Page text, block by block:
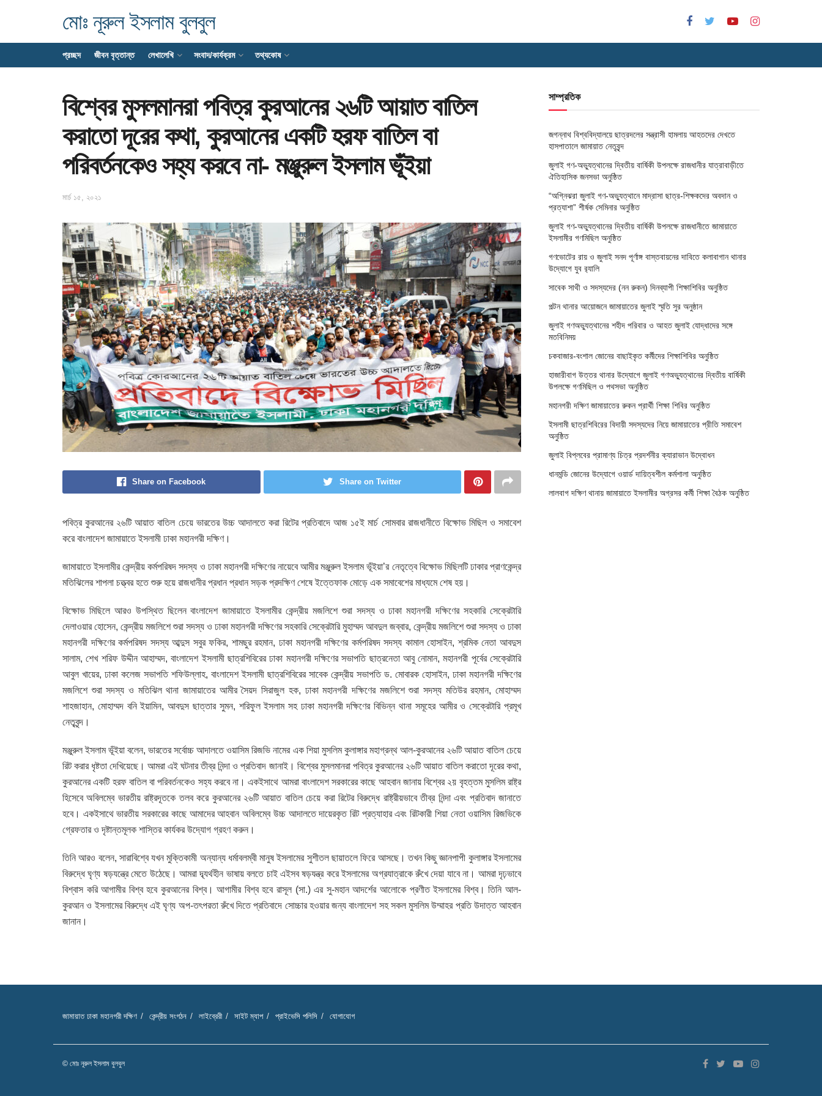
মোঃ নূরুল ইসলাম বুলবুল
প্রচ্ছদ জীবন বৃত্তান্ত লেখালেখি সংবাদ/কার্যক্রম তথ্যকোষ
বিশ্বের মুসলমানরা পবিত্র কুরআনের ২৬টি আয়াত বাতিল
করাতো দূরের কথা, কুরআনের একটি হরফ বাতিল বা
পরিবর্তনকেও সহ্য করবে না- মঞ্জুরুল ইসলাম ভূঁইয়া
মার্চ ১৫, ২০২১
Share on Facebook Share on Twitter
পবিত্র কুরআনের ২৬টি আয়াত বাতিল চেয়ে ভারতের উচ্চ আদালতে করা রিটের প্রতিবাদে আজ ১৫ই মার্চ সোমবার রাজধানীতে বিক্ষোভ মিছিল ও সমাবেশ
করে বাংলাদেশ জামায়াতে ইসলামী ঢাকা মহানগরী দক্ষিণ।
জামায়াতে ইসলামীর কেন্দ্রীয় কর্মপরিষদ সদস্য ও ঢাকা মহানগরী দক্ষিণের নায়েবে আমীর মঞ্জুরুল ইসলাম ভূঁইয়া’র নেতৃত্বে বিক্ষোভ মিছিলটি ঢাকার প্রাণকেন্দ্র
মতিঝিলের শাপলা চত্ত্বর হতে শুরু হয়ে রাজধানীর প্রধান প্রধান সড়ক প্রদক্ষিণ শেষে ইত্তেফাক মোড়ে এক সমাবেশের মাধ্যমে শেষ হয়।
বিক্ষোভ মিছিলে আরও উপস্থিত ছিলেন বাংলাদেশ জামায়াতে ইসলামীর কেন্দ্রীয় মজলিশে শুরা সদস্য ও ঢাকা মহানগরী দক্ষিণের সহকারি সেক্রেটারি
দেলাওয়ার হোসেন, কেন্দ্রীয় মজলিশে শুরা সদস্য ও ঢাকা মহানগরী দক্ষিণের সহকারি সেক্রেটারি মুহাম্মদ আবদুল জব্বার, কেন্দ্রীয় মজলিশে শুরা সদস্য ও ঢাকা
মহানগরী দক্ষিণের কর্মপরিষদ সদস্য আব্দুস সবুর ফকির, শামছুর রহমান, ঢাকা মহানগরী দক্ষিণের কর্মপরিষদ সদস্য কামাল হোসাইন, শ্রমিক নেতা আবদুস
সালাম, শেখ শরিফ উদ্দীন আহাম্মদ, বাংলাদেশ ইসলামী ছাত্রশিবিরের ঢাকা মহানগরী দক্ষিণের সভাপতি ছাত্রনেতা আবু নোমান, মহানগরী পূর্বের সেক্রেটারি
আবুল খায়ের, ঢাকা কলেজ সভাপতি শফিউল্লাহ, বাংলাদেশ ইসলামী ছাত্রশিবিরের সাবেক কেন্দ্রীয় সভাপতি ড. মোবারক হোসাইন, ঢাকা মহানগরী দক্ষিণের
মজলিশে শুরা সদস্য ও মতিঝিল থানা জামায়াতের আমীর সৈয়দ সিরাজুল হক, ঢাকা মহানগরী দক্ষিণের মজলিশে শুরা সদস্য মতিউর রহমান, মোহাম্মদ
শাহজাহান, মোহাম্মদ বনি ইয়ামিন, আবদুস ছাত্তার সুমন, শরিফুল ইসলাম সহ ঢাকা মহানগরী দক্ষিণের বিভিন্ন থানা সমূহের আমীর ও সেক্রেটারি প্রমূখ
নেতৃবৃন্দ।
মঞ্জুরুল ইসলাম ভূঁইয়া বলেন, ভারতের সর্বোচ্চ আদালতে ওয়াসিম রিজভি নামের এক শিয়া মুসলিম কুলাঙ্গার মহাগ্রন্থ আল-কুরআনের ২৬টি আয়াত বাতিল চেয়ে
রিট করার ধৃষ্টতা দেখিয়েছে। আমরা এই ঘটনার তীব্র নিন্দা ও প্রতিবাদ জানাই। বিশ্বের মুসলমানরা পবিত্র কুরআনের ২৬টি আয়াত বাতিল করাতো দূরের কথা,
কুরআনের একটি হরফ বাতিল বা পরিবর্তনকেও সহ্য করবে না। একইসাথে আমরা বাংলাদেশ সরকারের কাছে আহবান জানায় বিশ্বের ২য় বৃহত্তম মুসলিম রাষ্ট্র
হিসেবে অবিলম্বে ভারতীয় রাষ্ট্রদূতকে তলব করে কুরআনের ২৬টি আয়াত বাতিল চেয়ে করা রিটের বিরুদ্ধে রাষ্ট্রীয়ভাবে তীব্র নিন্দা এবং প্রতিবাদ জানাতে
হবে। একইসাথে ভারতীয় সরকারের কাছে আমাদের আহবান অবিলম্বে উচ্চ আদালতে দায়েরকৃত রিট প্রত্যাহার এবং রিটকারী শিয়া নেতা ওয়াসিম রিজভিকে
গ্রেফতার ও দৃষ্টান্তমূলক শাস্তির কার্যকর উদ্যোগ গ্রহণ করুন।
তিনি আরও বলেন, সারাবিশ্বে যখন মুক্তিকামী অন্যান্য ধর্মাবলম্বী মানুষ ইসলামের সুশীতল ছায়াতলে ফিরে আসছে। তখন কিছু জ্ঞানপাপী কুলাঙ্গার ইসলামের
বিরুদ্ধে ঘৃণ্য ষড়যন্ত্রে মেতে উঠেছে। আমরা দ্ব্যর্থহীন ভাষায় বলতে চাই এইসব ষড়যন্ত্র করে ইসলামের অগ্রযাত্রাকে রুঁখে দেয়া যাবে না। আমরা দৃঢ়ভাবে
বিশ্বাস করি আগামীর বিশ্ব হবে কুরআনের বিশ্ব। আগামীর বিশ্ব হবে রাসূল (সা.) এর সু-মহান আদর্শের আলোকে প্রণীত ইসলামের বিশ্ব। তিনি আল-
কুরআন ও ইসলামের বিরুদ্ধে এই ঘৃণ্য অপ-তৎপরতা রুঁখে দিতে প্রতিবাদে সোচ্চার হওয়ার জন্য বাংলাদেশ সহ সকল মুসলিম উম্মাহর প্রতি উদাত্ত আহবান
জানান।
সাম্প্রতিক
জগন্নাথ বিশ্ববিদ্যালয়ে ছাত্রদলের সন্ত্রাসী হামলায় আহতদের দেখতে
হাসপাতালে জামায়াত নেতৃবৃন্দ
জুলাই গণ-অভ্যুত্থানের দ্বিতীয় বার্ষিকী উপলক্ষে রাজধানীর যাত্রাবাড়ীতে
ঐতিহাসিক জনসভা অনুষ্ঠিত
“অগ্নিঝরা জুলাই গণ-অভ্যুত্থানে মাদ্রাসা ছাত্র-শিক্ষকদের অবদান ও
প্রত্যাশা” শীর্ষক সেমিনার অনুষ্ঠিত
জুলাই গণ-অভ্যুত্থানের দ্বিতীয় বার্ষিকী উপলক্ষে রাজধানীতে জামায়াতে
ইসলামীর গণমিছিল অনুষ্ঠিত
গণভোটের রায় ও জুলাই সনদ পূর্ণাঙ্গ বাস্তবায়নের দাবিতে কলাবাগান থানার
উদ্যোগে যুব র‌্যালি
সাবেক সাথী ও সদস্যদের (নন রুকন) দিনব্যাপী শিক্ষাশিবির অনুষ্ঠিত
পল্টন থানার আয়োজনে জামায়াতের জুলাই স্মৃতি সুর অনুষ্ঠান
জুলাই গণঅভ্যুত্থানের শহীদ পরিবার ও আহত জুলাই যোদ্ধাদের সঙ্গে
মতবিনিময়
চকবাজার-বংশাল জোনের বাছাইকৃত কর্মীদের শিক্ষাশিবির অনুষ্ঠিত
হাজারীবাগ উত্তর থানার উদ্যোগে জুলাই গণঅভ্যুত্থানের দ্বিতীয় বার্ষিকী
উপলক্ষে গণমিছিল ও পথসভা অনুষ্ঠিত
মহানগরী দক্ষিণ জামায়াতের রুকন প্রার্থী শিক্ষা শিবির অনুষ্ঠিত
ইসলামী ছাত্রশিবিরের বিদায়ী সদস্যদের নিয়ে জামায়াতের প্রীতি সমাবেশ
অনুষ্ঠিত
জুলাই বিপ্লবের প্রামাণ্য চিত্র প্রদর্শনীর ক্যারাভান উদ্বোধন
ধানমন্ডি জোনের উদ্যোগে ওয়ার্ড দায়িত্বশীল কর্মশালা অনুষ্ঠিত
লালবাগ দক্ষিণ থানায় জামায়াতে ইসলামীর অগ্রসর কর্মী শিক্ষা বৈঠক অনুষ্ঠিত
জামায়াত ঢাকা মহানগরী দক্ষিণ কেন্দ্রীয় সংগঠন লাইব্রেরী সাইট ম্যাপ প্রাইভেসি পলিসি যোগাযোগ
© মোঃ নূরুল ইসলাম বুলবুল